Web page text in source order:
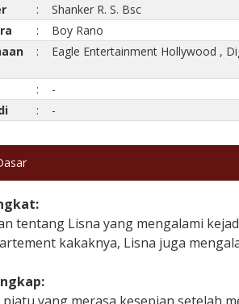
:
Shanker R. S. Bsc
:
Boy Rano
: Eagle Entertainment Hollywood ,
:
-
: -
tentang Lisna yang mengalami
kakaknya, Lisna juga